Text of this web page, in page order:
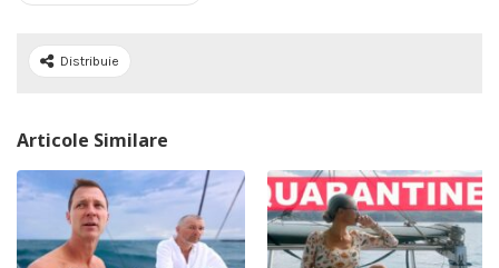
Distribuie
Articole Similare